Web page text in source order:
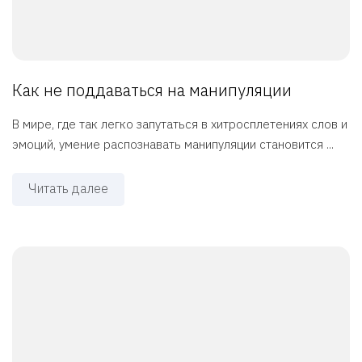
Как не поддаваться на манипуляции
В мире, где так легко запутаться в хитросплетениях слов и
эмоций, умение распознавать манипуляции становится ...
Читать далее